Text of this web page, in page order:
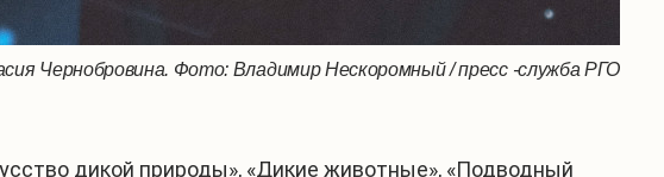
Чернобровина. Фото: Владимир Нескоромный / пресс -служба РГО
дикой природы», «Дикие животные», «Подводный